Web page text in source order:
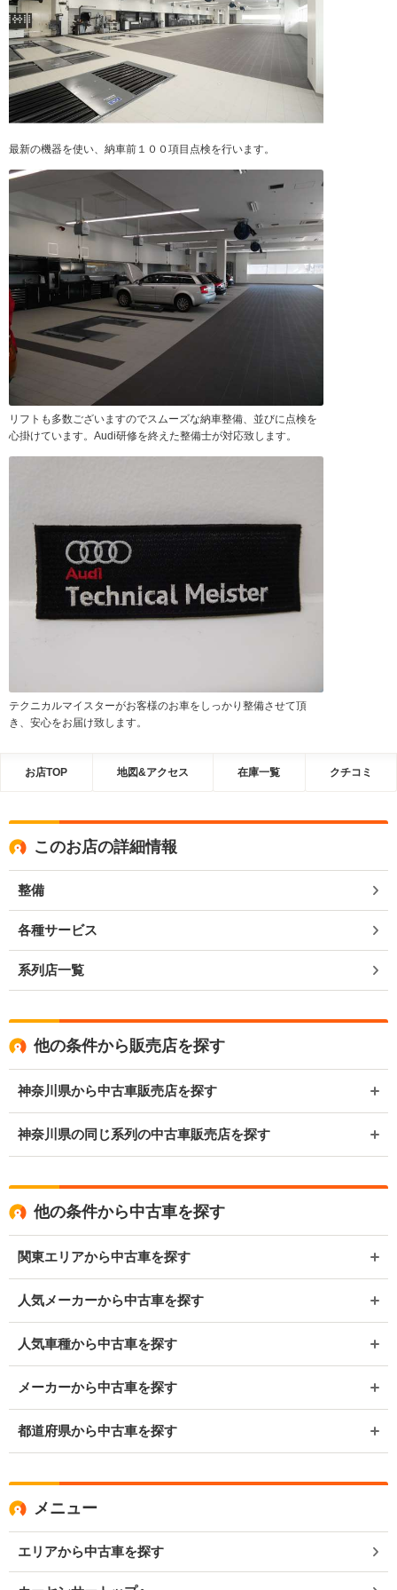
最新の機器を使い、納車前１００項目点検を行います。
リフトも多数ございますのでスムーズな納車整備、並びに点検を
心掛けています。Audi研修を終えた整備士が対応致します。
テクニカルマイスターがお客様のお車をしっかり整備させて頂
き、安心をお届け致します。
お店TOP 地図&アクセス 在庫一覧 クチコミ
このお店の詳細情報
整備
各種サービス
系列店一覧
他の条件から販売店を探す
神奈川県から中古車販売店を探す
神奈川県の同じ系列の中古車販売店を探す
他の条件から中古車を探す
関東エリアから中古車を探す
人気メーカーから中古車を探す
人気車種から中古車を探す
メーカーから中古車を探す
都道府県から中古車を探す
メニュー
エリアから中古車を探す